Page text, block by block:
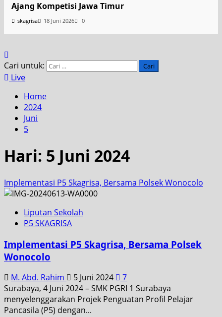
Ajang Kompetisi Jawa Timur
skagrisa 18 Juni 2026 0
Cari untuk:
Live
Home
2024
Juni
5
Hari: 5 Juni 2024
Implementasi P5 Skagrisa, Bersama Polsek Wonocolo
Liputan Sekolah
P5 SKAGRISA
Implementasi P5 Skagrisa, Bersama Polsek
Wonocolo
M. Abd. Rahim 5 Juni 2024
7
Surabaya, 4 Juni 2024 – SMK PGRI 1 Surabaya
menyelenggarakan Projek Penguatan Profil Pelajar
Pancasila (P5) dengan...